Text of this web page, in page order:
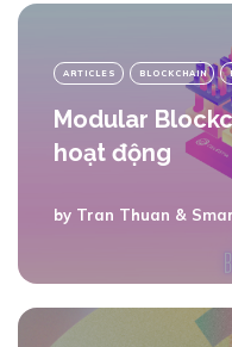
ARTICLES BLOCKCHAIN
Modular
hoạt động
by Tran Thuan &